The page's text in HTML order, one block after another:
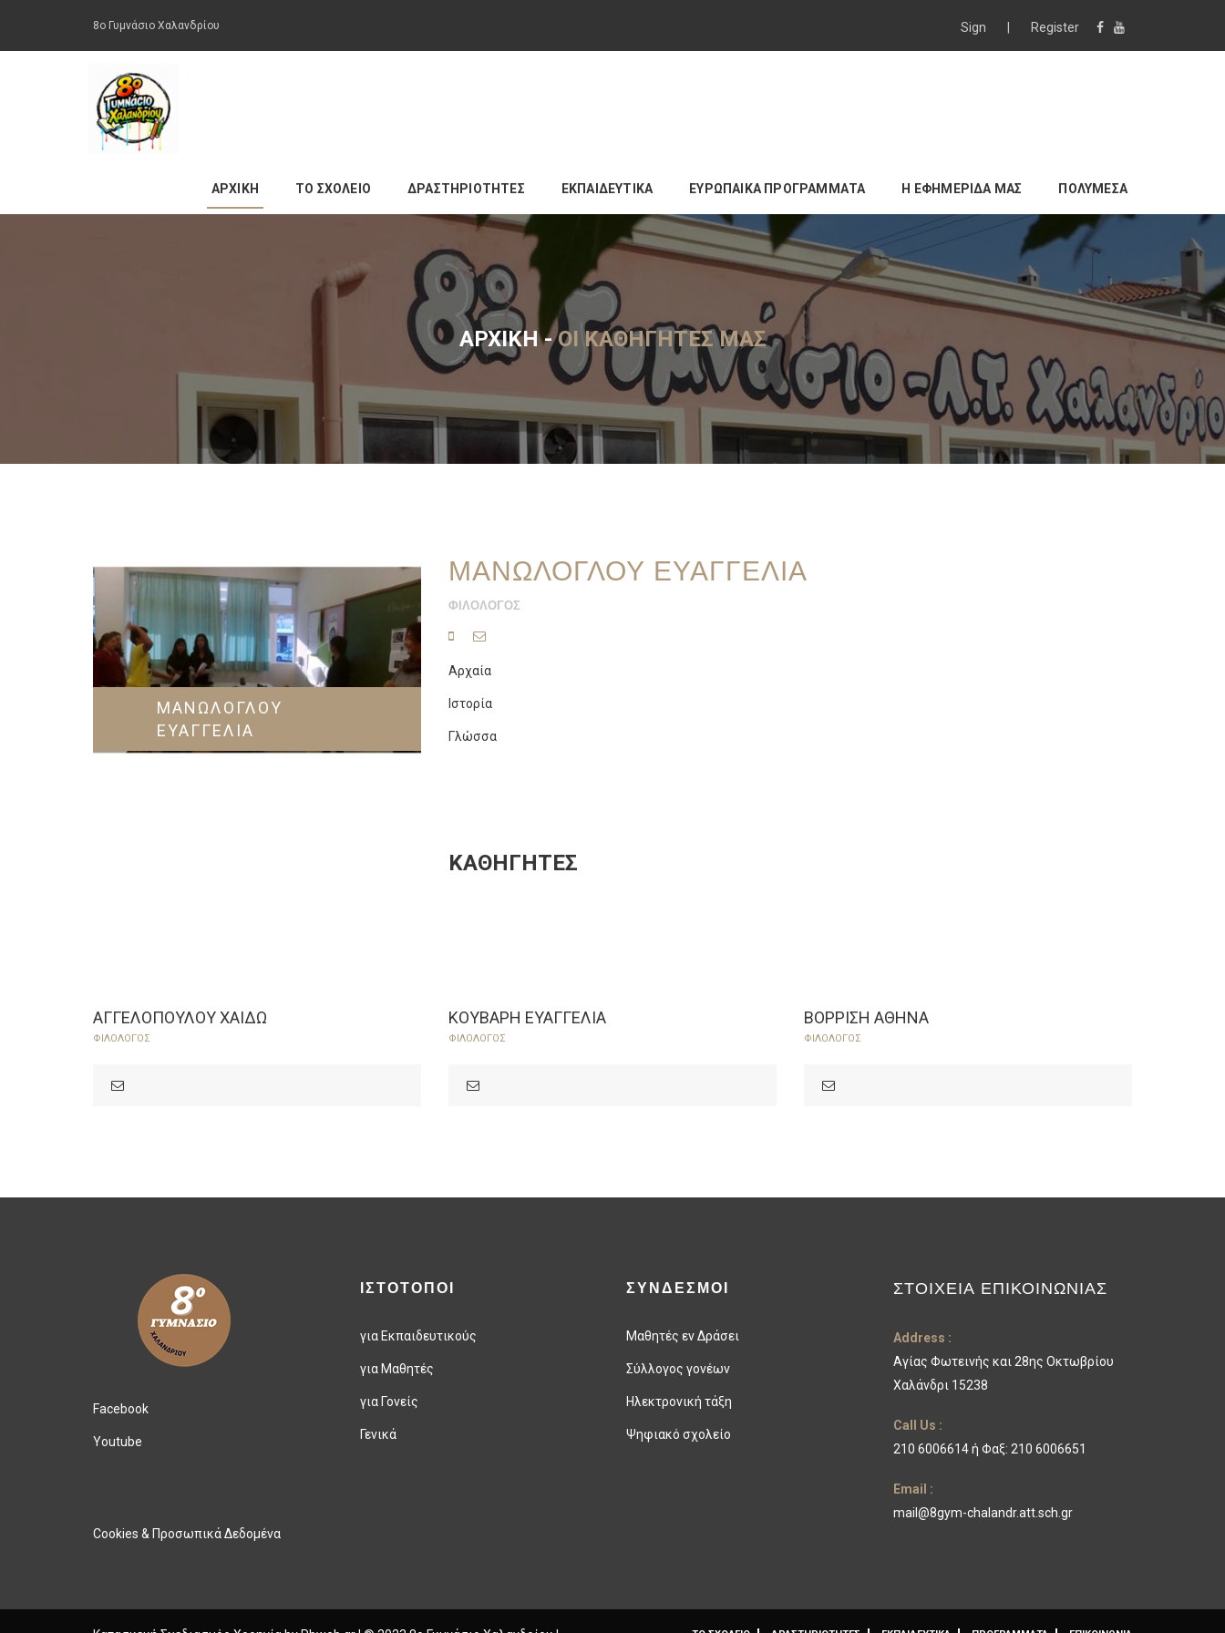
8ο Γυμνάσιο Χαλανδρίου Sign Register
ΑΡΧΙΚΗ ΤΟ ΣΧΟΛΕΙΟ ΔΡΑΣΤΗΡΙΟΤΗΤΕΣ ΕΚΠΑΙΔΕΥΤΙΚΑ ΕΥΡΩΠΑΙΚΑ ΠΡΟΓΡΑΜΜΑΤΑ Η ΕΦΗΜΕΡΙΔΑ ΜΑΣ ΠΟΛΥΜΕΣΑ
ΑΡΧΙΚΉ-ΟΙ ΚΑΘΗΓΗΤΈΣ ΜΑΣ
ΜΑΝΩΛΟΓΛΟΥ
ΕΥΑΓΓΕΛΙΑ
ΜΑΝΩΛΟΓΛΟΥ ΕΥΑΓΓΕΛΙΑ
ΦΙΛΟΛΟΓΟΣ
Αρχαία
Ιστορία
Γλώσσα
ΚΑΘΗΓΗΤΈΣ
ΑΓΓΕΛΟΠΟΥΛΟΥ ΧΑΙΔΩ
ΦΙΛΟΛΟΓΟΣ
ΚΟΥΒΑΡΗ ΕΥΑΓΓΕΛΙΑ
ΦΙΛΟΛΟΓΟΣ
ΒΟΡΡΙΣΗ ΑΘΗΝΑ
ΦΙΛΟΛΟΓΟΣ
Facebook
Youtube
Cookies & Προσωπικά Δεδομένα
ΙΣΤΟΤΟΠΟΙ
για Εκπαιδευτικούς
για Μαθητές
για Γονείς
Γενικά
ΣΥΝΔΕΣΜΟΙ
Μαθητές εν Δράσει
Σύλλογος γονέων
Ηλεκτρονική τάξη
Ψηφιακό σχολείο
ΣΤΟΙΧΕΊΑ ΕΠΙΚΟΙΝΩΝΊΑΣ
Address :
Αγίας Φωτεινής και 28ης Οκτωβρίου
Χαλάνδρι 15238
Call Us :
210 6006614 ή Φαξ: 210 6006651
Email :
mail@8gym-chalandr.att.sch.gr